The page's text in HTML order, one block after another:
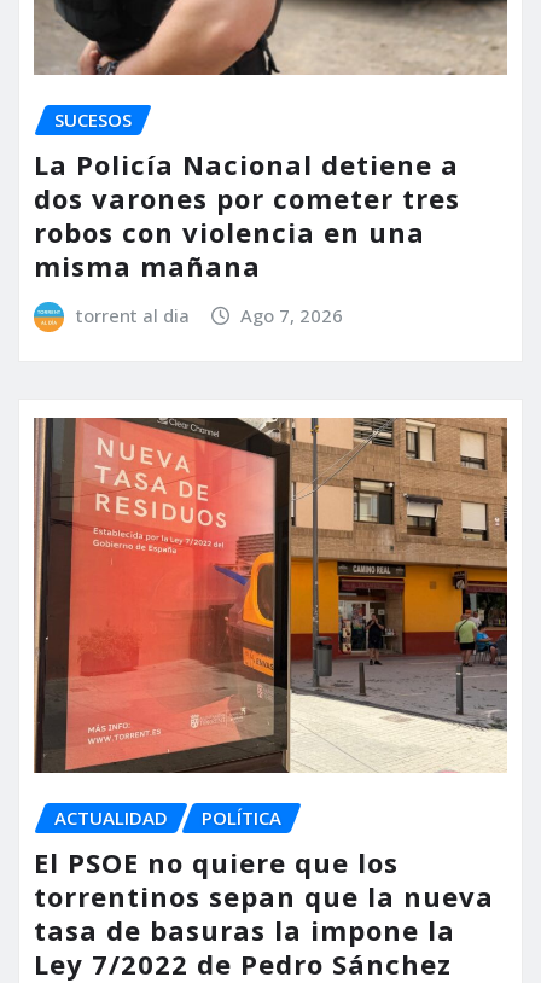
SUCESOS
La Policía Nacional detiene a
dos varones por cometer tres
robos con violencia en una
misma mañana
torrent al dia Ago 7, 2026
ACTUALIDAD POLÍTICA
El PSOE no quiere que los
torrentinos sepan que la nueva
tasa de basuras la impone la
Ley 7/2022 de Pedro Sánchez